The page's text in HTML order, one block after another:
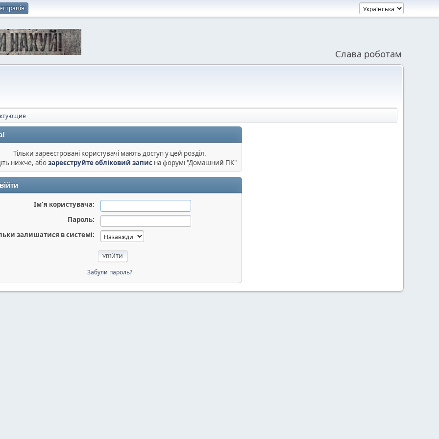
Слава роботам
Тільки зареєстровані користувачі мають доступ у цей розділ.
нижче, абозареєструйте обліковий записна форумі "Домашний ПК"
Ім'я користувача:
Пароль:
залишатися в системі:
Забули пароль?